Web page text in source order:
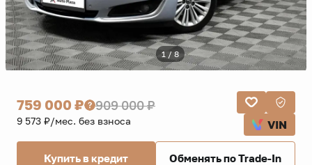
1 / 8
759 000 ₽ 909 000 ₽
9 573 ₽/мес. без взноса VIN
Купить в кредит Обменять по Trade-In